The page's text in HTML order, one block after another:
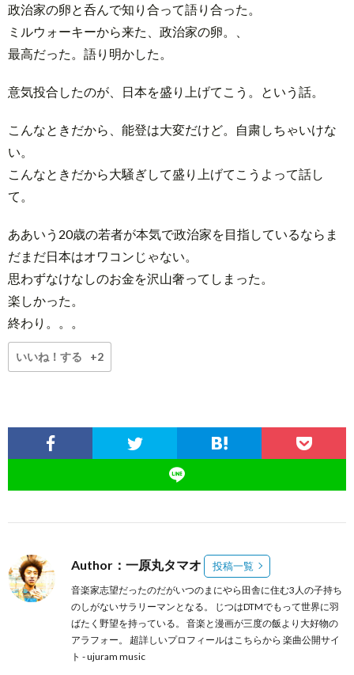
政治家の卵と呑んで知り合って語り合った。
ミルウォーキーから来た、政治家の卵。、
最高だった。語り明かした。
意気投合したのが、日本を盛り上げてこう。という話。
こんなときだから、能登は大変だけど。自粛しちゃいけな
い。
こんなときだから大騒ぎして盛り上げてこうよって話し
て。
ああいう20歳の若者が本気で政治家を目指しているならま
だまだ日本はオワコンじゃない。
思わずなけなしのお金を沢山奢ってしまった。
楽しかった。
終わり。。。
いいね！する +2
Author：一原丸タマオ 投稿一覧
音楽家志望だったのだがいつのまにやら田舎に住む3人の子持ち
のしがないサラリーマンとなる。 じつはDTMでもって世界に羽
ばたく野望を持っている。 音楽と漫画が三度の飯より大好物の
アラフォー。 超詳しいプロフィールは こちらから 楽曲公開サイ
ト -ujuram music